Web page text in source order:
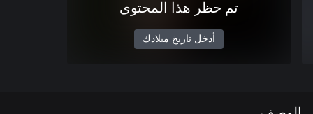
تم حظر هذا المحتوى
أدخل تاريخ ميلادك